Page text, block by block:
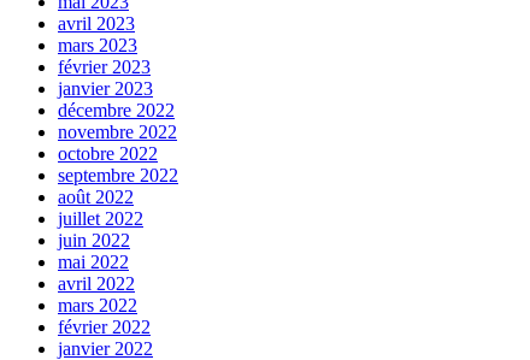
avril 2023
mars 2023
février 2023
janvier 2023
décembre 2022
novembre 2022
octobre 2022
septembre 2022
août 2022
juillet 2022
juin 2022
mai 2022
avril 2022
mars 2022
février 2022
janvier 2022